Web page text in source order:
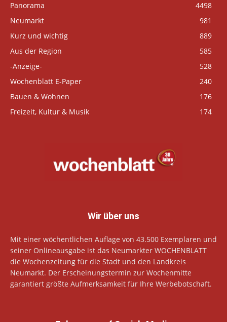
Panorama
4498
Neumarkt
981
Kurz und wichtig
889
Aus der Region
585
-Anzeige-
528
Wochenblatt E-Paper
240
Bauen & Wohnen
176
Freizeit, Kultur & Musik
174
Wir über uns
Mit einer wöchentlichen Auflage von 43.500 Exemplaren und
seiner Onlineausgabe ist das Neumarkter WOCHENBLATT
die Wochenzeitung für die Stadt und den Landkreis
Neumarkt. Der Erscheinungstermin zur Wochenmitte
garantiert größte Aufmerksamkeit für Ihre Werbebotschaft.